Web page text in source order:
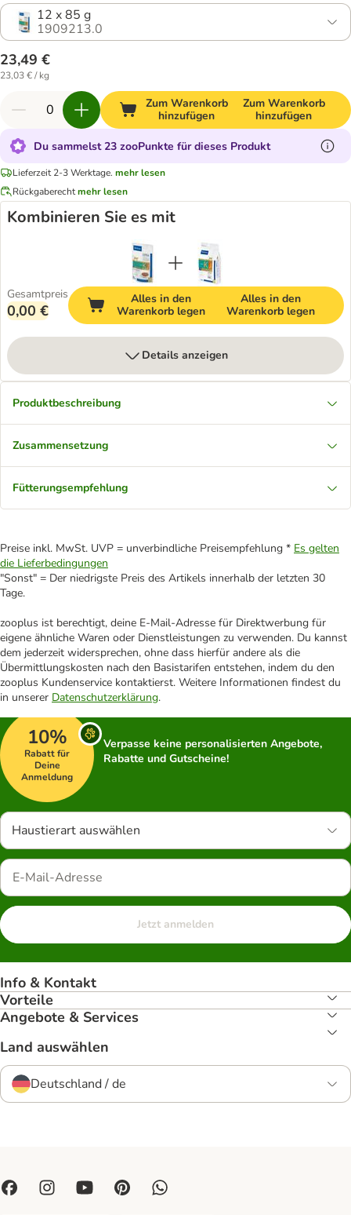
12 x 85 g
1909213.0
23,49 €
23,03 € / kg
Zum Warenkorb
hinzufügen
Zum Warenkorb
hinzufügen
Du sammelst 23 zooPunkte für dieses Produkt
Lieferzeit 2-3 Werktage. mehr lesen
Rückgaberechtmehr lesen
Kombinieren Sie es mit
Gesamtpreis
0,00 €
Alles in den
Warenkorb legen
Alles in den
Warenkorb legen
Details anzeigen
Produktbeschreibung
Zusammensetzung
Fütterungsempfehlung
Preise inkl. MwSt. UVP = unverbindliche Preisempfehlung * Es gelten
die Lieferbedingungen
"Sonst" = Der niedrigste Preis des Artikels innerhalb der letzten 30
Tage.
zooplus ist berechtigt, deine E-Mail-Adresse für Direktwerbung für
eigene ähnliche Waren oder Dienstleistungen zu verwenden. Du kannst
dem jederzeit widersprechen, ohne dass hierfür andere als die
Übermittlungskosten nach den Basistarifen entstehen, indem du den
zooplus Kundenservice kontaktierst. Weitere Informationen findest du
in unserer Datenschutzerklärung.
10%
Rabatt für
Deine
Anmeldung
Verpasse keine personalisierten Angebote,
Rabatte und Gutscheine!
Haustierart auswählen
Jetzt anmelden
Info & Kontakt
Vorteile
Angebote & Services
Land auswählen
Deutschland / de